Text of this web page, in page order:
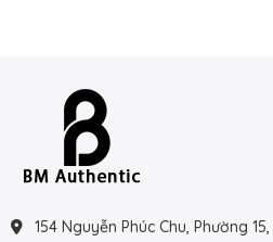
154 Nguyễn Phúc Chu, Phường